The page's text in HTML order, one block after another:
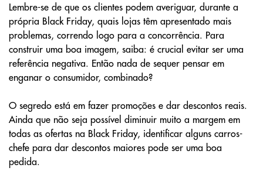
Lembre-se de que os clientes podem averiguar, durante a
própria Black Friday, quais lojas têm apresentado mais
problemas, correndo logo para a concorrência. Para
construir uma boa imagem, saiba: é crucial evitar ser uma
referência negativa. Então nada de sequer pensar em
enganar o consumidor, combinado?
O segredo está em fazer promoções e dar descontos reais.
Ainda que não seja possível diminuir muito a margem em
todas as ofertas na Black Friday, identificar alguns carros-
chefe para dar descontos maiores pode ser uma boa
pedida.